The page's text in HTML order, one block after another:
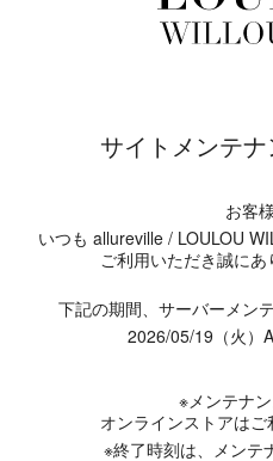
サイトメンテ
お客
いつも allureville / LOULOU
ご利用いただき誠にあ
下記の期間、サーバーメン
2026/05/19（火）
※メンテナ
オンラインストアはご
※終了時刻は、メンテ